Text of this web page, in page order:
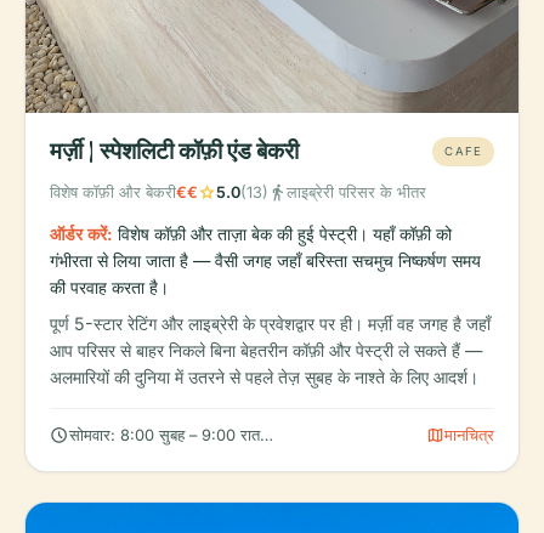
मर्ज़ी | स्पेशलिटी कॉफ़ी एंड बेकरी CAFE
विशेष कॉफ़ी और बेकरी€€star5.0(13) directions_walk लाइब्रेरी परिसर के भीतर
ऑर्डर करें: विशेष कॉफ़ी और ताज़ा बेक की हुई पेस्ट्री। यहाँ कॉफ़ी को
गंभीरता से लिया जाता है — वैसी जगह जहाँ बरिस्ता सचमुच निष्कर्षण समय
की परवाह करता है।
पूर्ण 5-स्टार रेटिंग और लाइब्रेरी के प्रवेशद्वार पर ही। मर्ज़ी वह जगह है जहाँ
आप परिसर से बाहर निकले बिना बेहतरीन कॉफ़ी और पेस्ट्री ले सकते हैं —
अलमारियों की दुनिया में उतरने से पहले तेज़ सुबह के नाश्ते के लिए आदर्श।
scheduleसोमवार: 8:00 सुबह – 9:00 रात, मंगलवार: 8:00 सुबह – 9:00 रात, बुधवार:
mapमानचित्र